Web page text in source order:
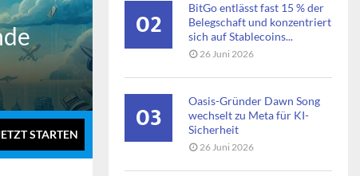
STARTEN
02
BitGo entlässt fast 15 % der
Belegschaft und konzentriert
sich auf Stablecoins...
26 Juni 2026
03
Oasis-Gründer Dawn Song
wechselt zu Meta für KI-
Sicherheit
26 Juni 2026